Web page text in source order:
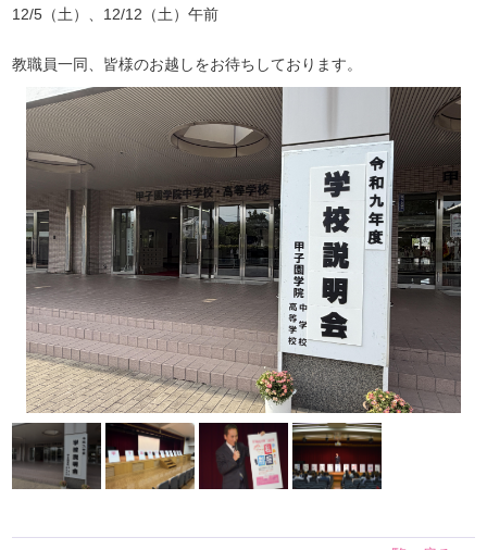
12/5（土）、12/12（土）午前
教職員一同、皆様のお越しをお待ちしております。